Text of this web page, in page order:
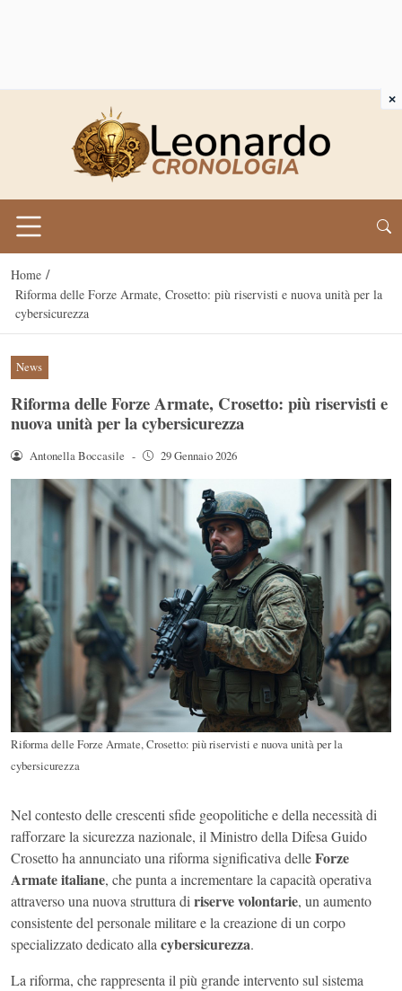
Home /
Riforma delle Forze Armate, Crosetto: più riservisti e nuova unità per la
cybersicurezza
News
Riforma delle Forze Armate, Crosetto: più riservisti e
nuova unità per la cybersicurezza
Antonella Boccasile - 29 Gennaio 2026
Riforma delle Forze Armate, Crosetto: più riservisti e nuova unità per la
cybersicurezza
Nel contesto delle crescenti sfide geopolitiche e della necessità di
rafforzare la sicurezza nazionale, il Ministro della Difesa Guido
Crosetto ha annunciato una riforma significativa delleForze
Armate italiane, che punta a incrementare la capacità operativa
attraverso una nuova struttura diriserve volontarie, un aumento
consistente del personale militare e la creazione di un corpo
specializzato dedicato allacybersicurezza.
La riforma, che rappresenta il più grande intervento sul sistema
×